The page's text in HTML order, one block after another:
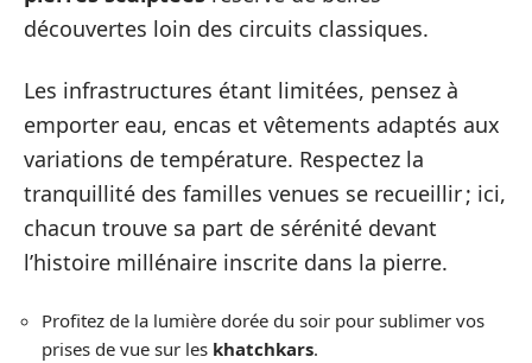
découvertes loin des circuits classiques.
Les infrastructures étant limitées, pensez à
emporter eau, encas et vêtements adaptés aux
variations de température. Respectez la
tranquillité des familles venues se recueillir ; ici,
chacun trouve sa part de sérénité devant
l’histoire millénaire inscrite dans la pierre.
Profitez de la lumière dorée du soir pour sublimer vos
prises de vue sur les khatchkars.